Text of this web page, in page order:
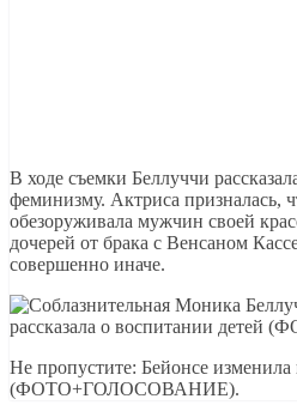
В ходе съемки Беллуччи
феминизму. Актриса призналась,
обезоруживала мужчин своей
дочерей от брака с Венсаном
совершенно иначе.
Не пропустите: Бейонсе изменила
(ФОТО+ГОЛОСОВАНИЕ).